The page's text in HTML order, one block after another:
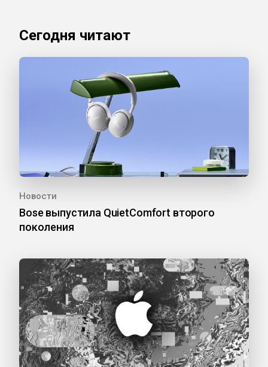
Сегодня читают
Новости
Bose выпустила QuietComfort второго
поколения